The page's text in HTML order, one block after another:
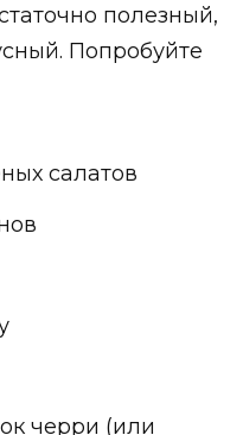
полезный,
Попробуйте
салатов
черри (или